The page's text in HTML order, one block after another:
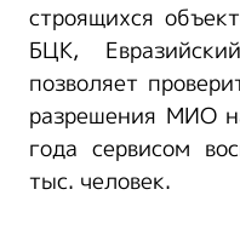
строящихся
БЦК,
позволяет
разрешения МИО
года сервисом
тыс. человек.